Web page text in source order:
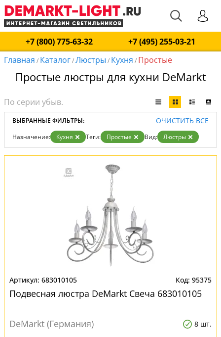
+7 (800) 775-63-32
+7 (495) 255-03-21
Главная / Каталог/Люстры / Кухня / Простые
Простые люстры для кухни DeMarkt
ВЫБРАННЫЕ ФИЛЬТРЫ: ОЧИСТИТЬ ВСЕ
Назначение: Кухня Теги: Простые Вид: Люстры
683010105 95375
Подвесная люстра DeMarkt Свеча 683010105
DeMarkt (Германия) 8 шт.